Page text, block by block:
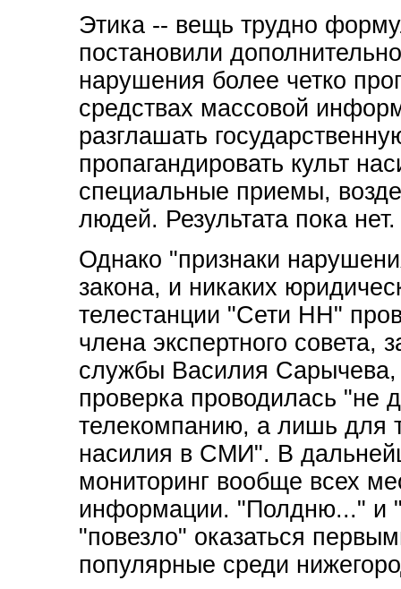
Этика -- вещь трудно
постановили
нарушения более четко
средствах массовой
разглашать
пропагандировать культ
специальные приемы,
людей. Результата пока нет.
Однако "признаки
закона, и никаких
телестанции "Сети НН"
члена экспертного совета,
службы Василия Сарычева,
проверка проводилась "не
телекомпанию, а лишь для
насилия в СМИ". В
мониторинг вообще всех
информации. "Полдню..." и
"повезло" оказаться
популярные среди